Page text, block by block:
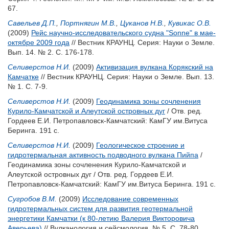
67.
Савельев Д.П.
Портнягин М.В. Цуканов Н.В.
Кувикас О.В.
(2009) Рейс научно-исследовательского судна "Sonne" в мае-
октябре 2009 года // Вестник КРАУНЦ. Серия: Науки о Земле.
Вып. 14. № 2. С. 176-178.
Селиверстов Н.И. (2009) Активизация вулкана Корякский на
Камчатке // Вестник КРАУНЦ. Серия: Науки о Земле. Вып. 13.
№ 1. С. 7-9.
Селиверстов Н.И. (2009) Геодинамика зоны сочленения
Курило-Камчатской и Алеутской островных дуг / Отв. ред.
Гордеев Е.И.
Петропавловск-Камчатский: КамГУ им.Витуса
Беринга. 191 с.
Селиверстов Н.И. (2009) Геологическое строение и
гидротермальная активность подводного вулкана Пийпа /
Геодинамика зоны сочленения Курило-Камчатской и
Алеутской островных дуг / Отв. ред. Гордеев Е.И.
Петропавловск-Камчатский: КамГУ им.Витуса Беринга. 191 с.
Сугробов В.М. (2009) Исследование современных
гидротермальных систем для развития геотермальной
энергетики Камчатки (к 80-летию Валерия Викторовича